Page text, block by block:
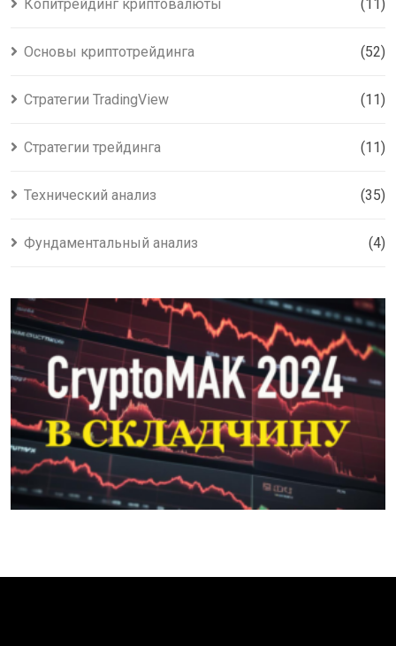
Копитрейдинг криптовалюты (11)
Основы криптотрейдинга (52)
Стратегии TradingView (11)
Стратегии трейдинга (11)
Технический анализ (35)
Фундаментальный анализ (4)